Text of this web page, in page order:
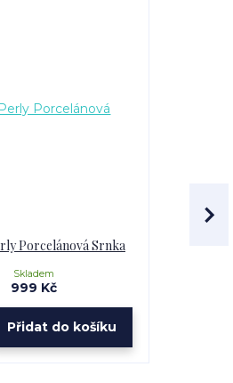
Porcelánová Srnka
999 Kč
Skladem
Přidat do košíku